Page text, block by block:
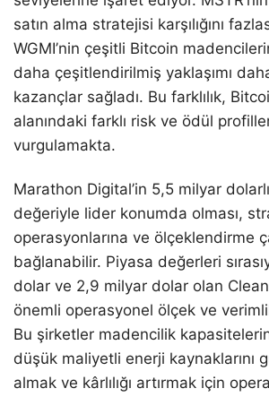
satın alma stratejisi karşılığını
WGMI’nin çeşitli Bitcoin
daha çeşitlendirilmiş yaklaşımı
kazançlar sağladı. Bu farklılık,
alanındaki farklı risk ve ödül
vurgulamakta.
Marathon Digital’in 5,5 milyar
değeriyle lider konumda olması,
operasyonlarına ve ölçeklendirme
bağlanabilir. Piyasa değerleri
dolar ve 2,9 milyar dolar olan
önemli operasyonel ölçek ve
Bu şirketler madencilik
düşük maliyetli enerji kaynaklarını
almak ve kârlılığı artırmak için